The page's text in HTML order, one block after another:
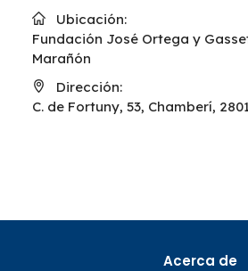
Ubicación:
Fundación José Ortega y
Marañón
Dirección:
C. de Fortuny, 53, Chamberí,
Acerca de